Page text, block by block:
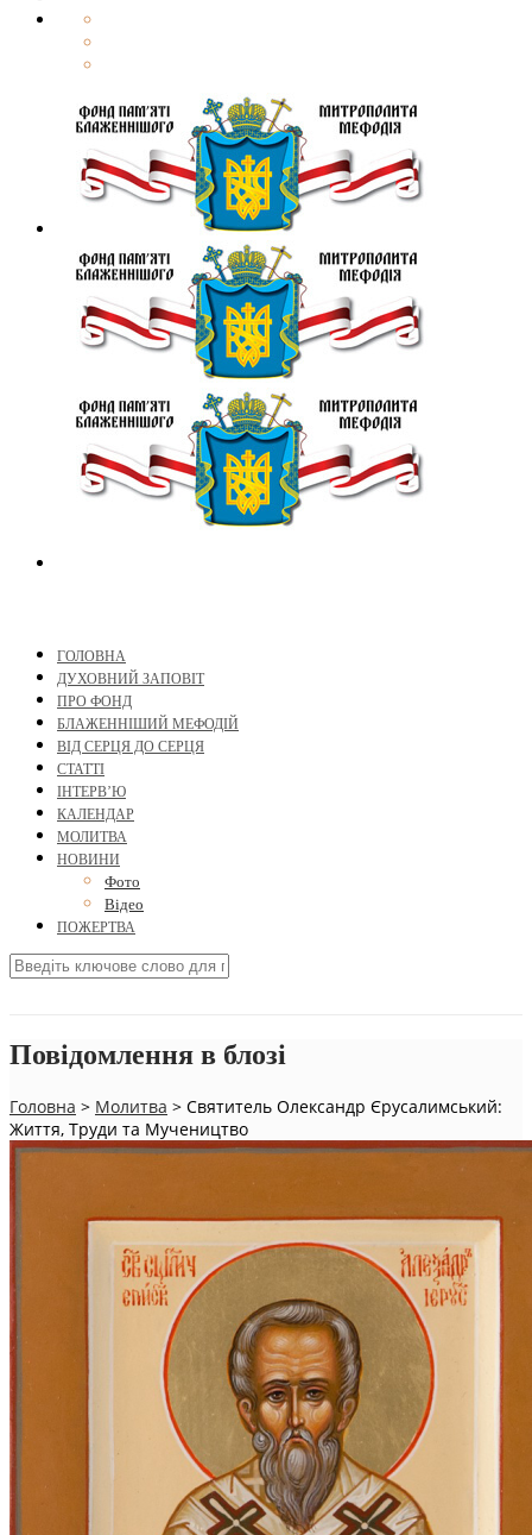
ГОЛОВНА
ДУХОВНИЙ ЗАПОВІТ
ПРО ФОНД
БЛАЖЕННІШИЙ МЕФОДІЙ
ВІД СЕРЦЯ ДО СЕРЦЯ
СТАТТІ
ІНТЕРВ’Ю
КАЛЕНДАР
МОЛИТВА
НОВИНИ
Фото
Відео
ПОЖЕРТВА
Повідомлення в блозі
Головна > Молитва > Святитель Олександр Єрусалимський:
Життя, Труди та Мучеництво